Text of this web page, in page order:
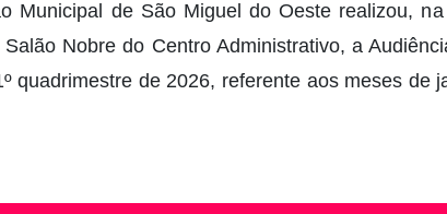
Municipal de São Miguel do Oeste realizou,
Nobre do Centro Administrativo, a
quadrimestre de 2026, referente aos meses de